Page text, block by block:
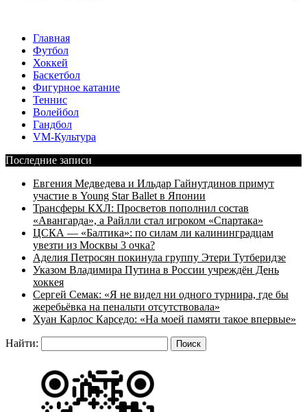
Главная
Футбол
Хоккей
Баскетбол
Фигурное катание
Теннис
Волейбол
Гандбол
VM-Культура
Последние записи
Евгения Медведева и Ильдар Гайнутдинов примут
участие в Young Star Ballet в Японии
Трансферы КХЛ: Просветов пополнил состав
«Авангарда», а Райлли стал игроком «Спартака»
ЦСКА — «Балтика»: по силам ли калининградцам
увезти из Москвы 3 очка?
Аделия Петросян покинула группу Этери Тутберидзе
Указом Владимира Путина в России учреждён День
хоккея
Сергей Семак: «Я не видел ни одного турнира, где бы
жеребьёвка на пенальти отсутствовала»
Хуан Карлос Карседо: «На моей памяти такое впервые»
Найти: